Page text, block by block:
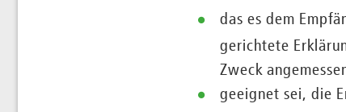
das es dem
gerichtete
Zweck
geeignet sei, die